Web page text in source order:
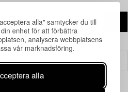
alla" samtycker du till
enhet för att förbättra
analysera webbplatsens
vår marknadsföring.
alla